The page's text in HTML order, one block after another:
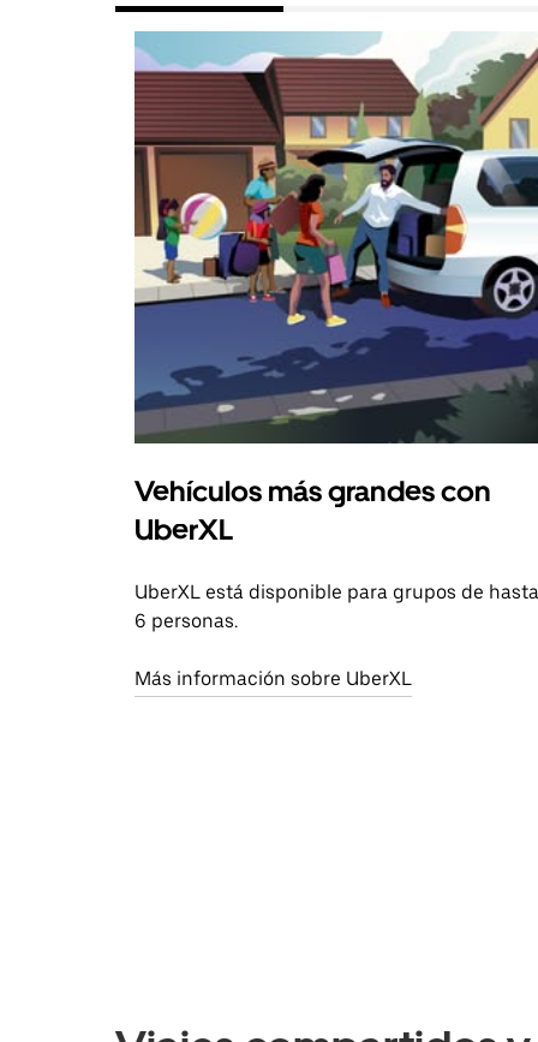
Vehículos más grandes con
UberXL
UberXL está disponible para grupos de hasta
6 personas.
Más información sobre UberXL